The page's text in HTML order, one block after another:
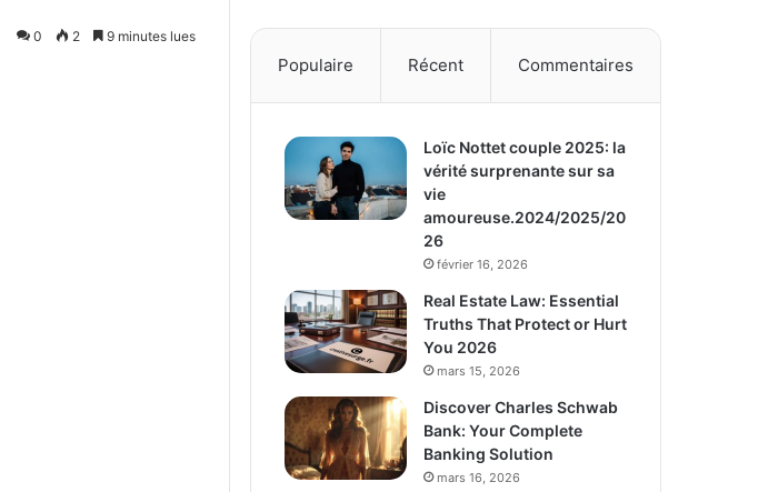
0 2 9 minutes lues
Populaire Récent Commentaires
Loïc Nottet couple 2025: la
vérité surprenante sur sa
vie
amoureuse.2024/2025/20
26
février 16, 2026
Real Estate Law: Essential
Truths That Protect or Hurt
You 2026
mars 15, 2026
Discover Charles Schwab
Bank: Your Complete
Banking Solution
mars 16, 2026